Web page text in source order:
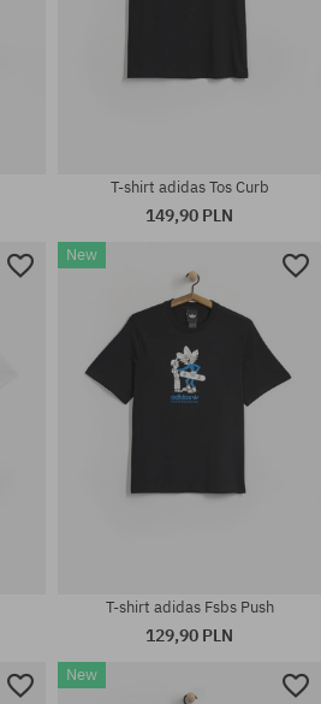
Dostępne rozmiary:
M; L; XL
T-shirt adidas Tos Curb
149,90 PLN
New
T-shirt adidas Fsbs Push
129,90 PLN
New